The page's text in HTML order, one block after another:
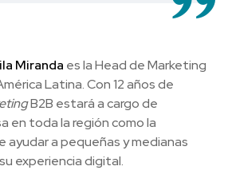
Miranda es la Head de Marketing
Latina. Con 12 años de
B2B estará a cargo de
en toda la región como la
a pequeñas y medianas
experiencia digital.